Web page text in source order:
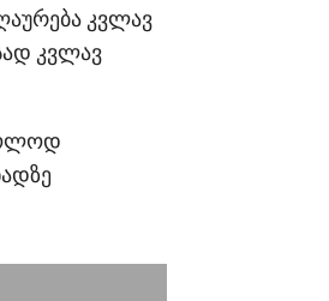
კვლავ
კვლავ